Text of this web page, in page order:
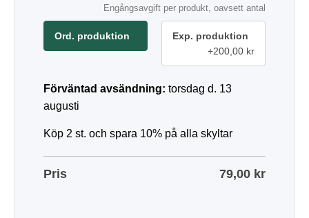
Engångsavgift per produkt, oavsett antal
Ord. produktion
Exp. produktion
+200,00 kr
Förväntad avsändning: torsdag d. 13
augusti
Köp 2 st. och spara 10% på alla skyltar
Pris 79,00 kr